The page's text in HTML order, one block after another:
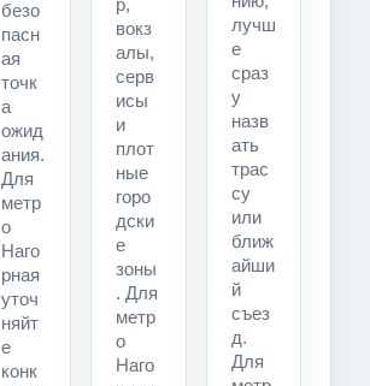
безо
пасн
ая
точк
а
ожид
ания.
Для
метр
о
Наго
рная
уточ
няйт
е
конк
р,
вокз
алы,
серв
исы
и
плот
ные
горо
дски
е
зоны
. Для
метр
о
Наго
лучш
е
сраз
у
назв
ать
трас
су
или
ближ
айши
й
съез
д.
Для